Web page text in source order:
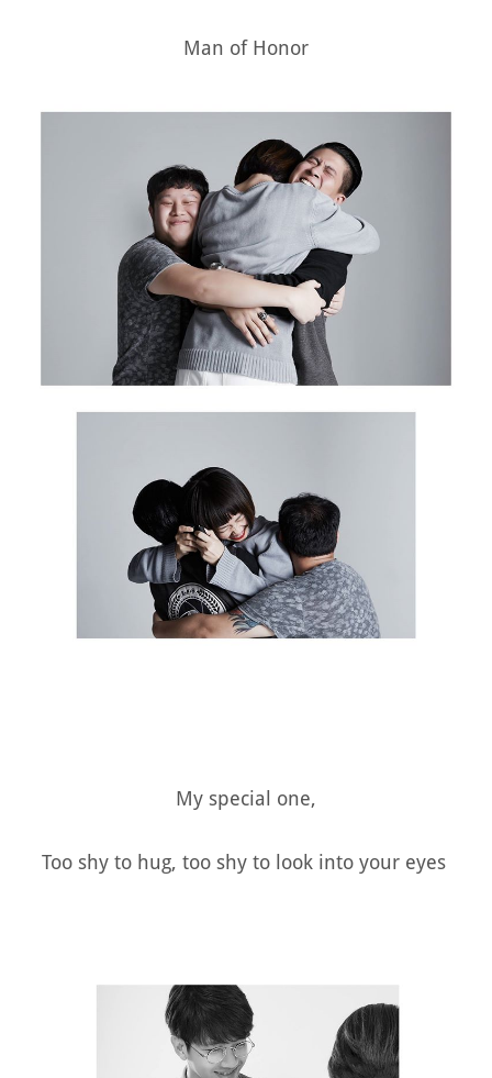
Man of Honor
My special one,
Too shy to hug, too shy to look into your eyes